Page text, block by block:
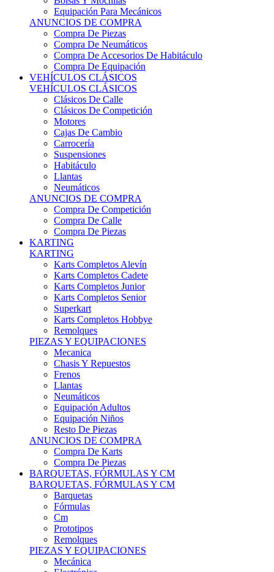
ANUNCIOS DE COMPRA
Compra De Piezas
Compra De Neumáticos
Compra De Accesorios De Habitáculo
Compra De Equipación
VEHÍCULOS CLÁSICOS
VEHÍCULOS CLÁSICOS
Clásicos De Calle
Clásicos De Competición
Motores
Cajas De Cambio
Carrocería
Suspensiones
Habitáculo
Llantas
Neumáticos
ANUNCIOS DE COMPRA
Compra De Competición
Compra De Calle
Compra De Piezas
KARTING
KARTING
Karts Completos Alevín
Karts Completos Cadete
Karts Completos Junior
Karts Completos Senior
Superkart
Karts Completos Hobbye
Remolques
PIEZAS Y EQUIPACIONES
Mecanica
Chasis Y Repuestos
Frenos
Llantas
Neumáticos
Equipación Adultos
Equipación Niños
Resto De Piezas
ANUNCIOS DE COMPRA
Compra De Karts
Compra De Piezas
BARQUETAS, FÓRMULAS Y CM
BARQUETAS, FÓRMULAS Y CM
Barquetas
Fórmulas
Cm
Prototipos
Remolques
PIEZAS Y EQUIPACIONES
Mecánica
Electrónica
Chasis Y Carrocería